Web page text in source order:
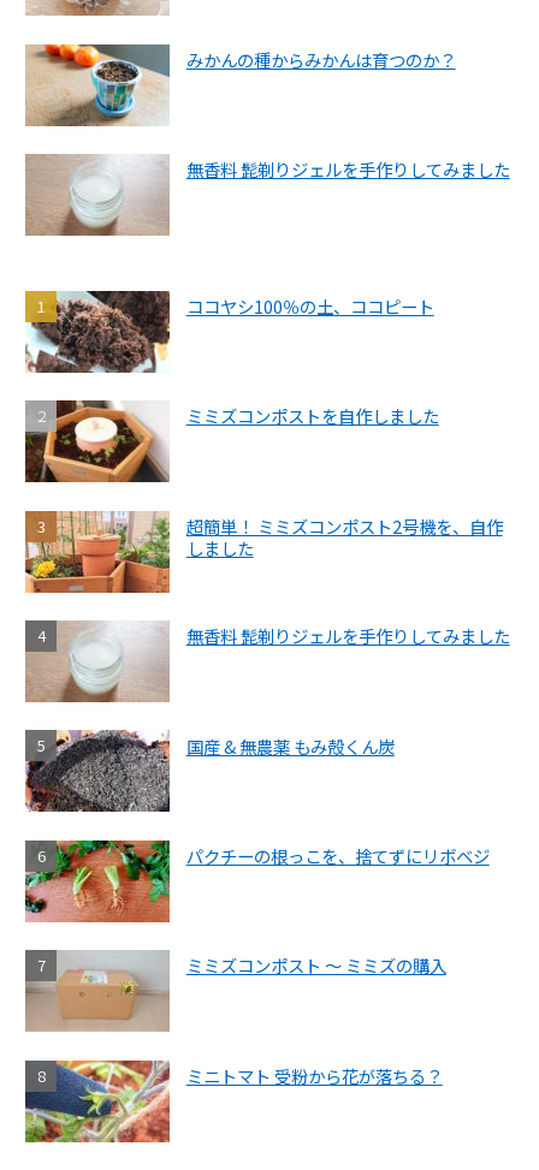
みかんの種からみかんは育つのか？
無香料 髭剃りジェルを手作りしてみました
ココヤシ100％の土、ココピート
ミミズコンポストを自作しました
超簡単！ ミミズコンポスト2号機を、自作
しました
無香料 髭剃りジェルを手作りしてみました
国産 & 無農薬 もみ殻くん炭
パクチーの根っこを、捨てずにリボベジ
ミミズコンポスト ～ ミミズの購入
ミニトマト 受粉から花が落ちる？